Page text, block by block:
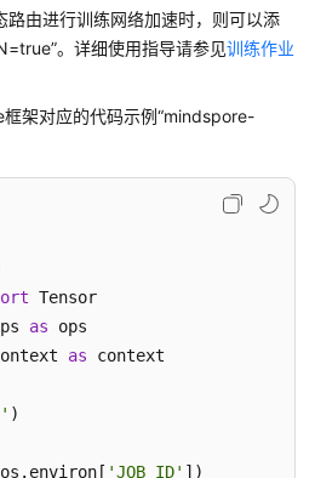
路由进行训练网络加速时，则可以添
。详细使用指导请参见训练作业
架对应的代码示例“mindspore-
as
as context
'JOB_ID'